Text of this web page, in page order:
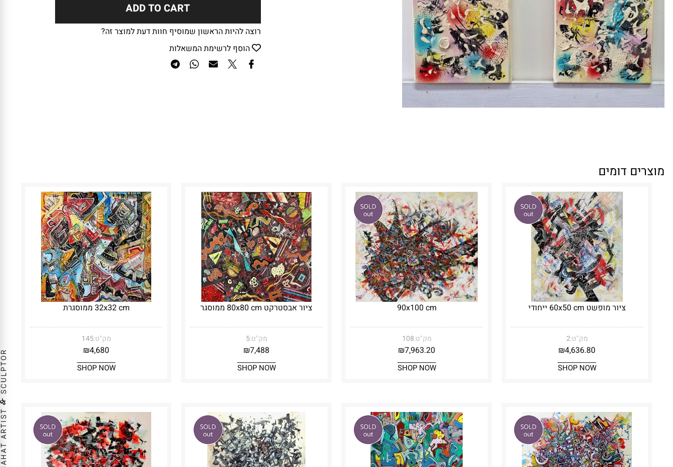
ADD TO CART
רוצה להיות הראשון שמוסיף חוות דעת למוצר זה?
הוסף לרשימת המשאלות
מוצרים דומים
ציור מופשט 60x50 cm ייחודי
מק"ט:2
₪4,636.80
SHOP NOW
90x100 cm
מק"ט:108
₪7,963.20
SHOP NOW
ציור אבסטרקט 80x80 cm ממוסגר
מק"ט:5
₪7,488
SHOP NOW
32x32 cm ממוסגרת
מק"ט:145
₪4,680
SHOP NOW